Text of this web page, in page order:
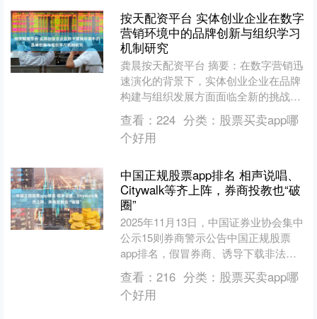
按天配资平台 实体创业企业在数字
营销环境中的品牌创新与组织学习
机制研究
龚晨按天配资平台 摘要：在数字营销迅
速演化的背景下，实体创业企业在品牌
构建与组织发展方面面临全新的挑战与
机遇。数字场景的开放性、互动性与数
据化特征，不仅重塑了品....
查看： 224 分类： 股票买卖app哪
个好用
中国正规股票app排名 相声说唱、
Citywalk等齐上阵，券商投教也“破
圈”
2025年11月13日，中国证券业协会集中
公示15则券商警示公告中国正规股票
app排名，假冒券商、诱导下载非法
App（手机应用软件）、高收益骗资等
风险凸显。 “....
查看： 216 分类： 股票买卖app哪
个好用